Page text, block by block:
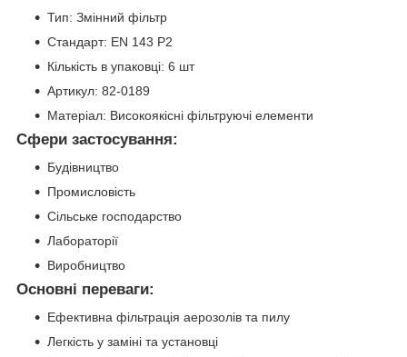
Тип: Змінний фільтр
Стандарт: EN 143 P2
Кількість в упаковці: 6 шт
Артикул: 82-0189
Матеріал: Високоякісні фільтруючі елементи
Сфери застосування:
Будівництво
Промисловість
Сільське господарство
Лабораторії
Виробництво
Основні переваги:
Ефективна фільтрація аерозолів та пилу
Легкість у заміні та установці